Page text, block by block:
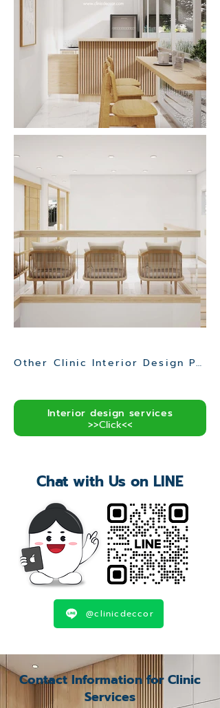
Other Clinic Interior Design Project>>
Interior design services
>>Click<<
Chat with Us on LINE
@clinicdeccor
Contact Information for Clinic
Services